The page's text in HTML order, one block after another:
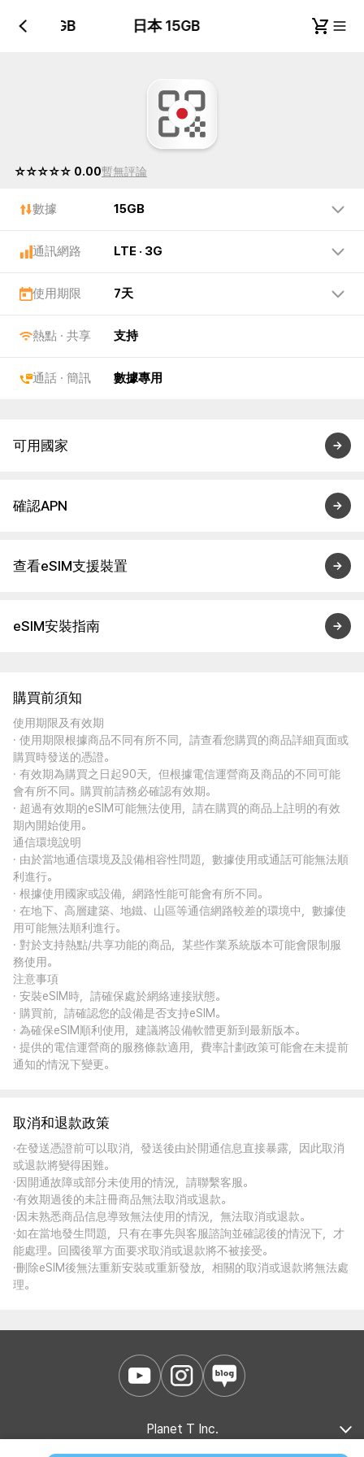
日本 15GB 日本 15GB
☆☆☆☆☆ 0.00暫無評論
數據 15GB
通訊網路 LTE · 3G
使用期限 7天
熱點 · 共享 支持
通話 · 簡訊 數據專用
可用國家
確認APN
查看eSIM支援裝置
eSIM安裝指南
購買前須知
使用期限及有效期
· 使用期限根據商品不同有所不同，請查看您購買的商品詳細頁面或
購買時發送的憑證。
· 有效期為購買之日起90天，但根據電信運營商及商品的不同可能
會有所不同。購買前請務必確認有效期。
· 超過有效期的eSIM可能無法使用，請在購買的商品上註明的有效
期內開始使用。
通信環境說明
· 由於當地通信環境及設備相容性問題，數據使用或通話可能無法順
利進行。
· 根據使用國家或設備，網路性能可能會有所不同。
· 在地下、高層建築、地鐵、山區等通信網路較差的環境中，數據使
用可能無法順利進行。
· 對於支持熱點/共享功能的商品，某些作業系統版本可能會限制服
務使用。
注意事項
· 安裝eSIM時，請確保處於網絡連接狀態。
· 購買前，請確認您的設備是否支持eSIM。
· 為確保eSIM順利使用，建議將設備軟體更新到最新版本。
· 提供的電信運營商的服務條款適用，費率計劃政策可能會在未提前
通知的情況下變更。
取消和退款政策
·在發送憑證前可以取消，發送後由於開通信息直接暴露，因此取消
或退款將變得困難。
·因開通故障或部分未使用的情況，請聯繫客服。
·有效期過後的未註冊商品無法取消或退款。
·因未熟悉商品信息導致無法使用的情況，無法取消或退款。
·如在當地發生問題，只有在事先與客服諮詢並確認後的情況下，才
能處理。回國後單方面要求取消或退款將不被接受。
·刪除eSIM後無法重新安裝或重新發放，相關的取消或退款將無法處
理。
Planet T Inc.